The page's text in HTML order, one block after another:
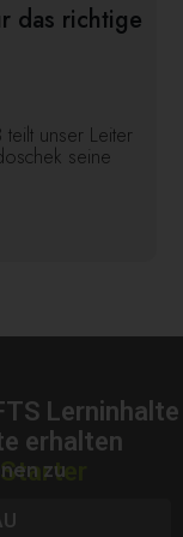
das richtige
unser Leiter
seine
Lerninhalte
erhalten
zu